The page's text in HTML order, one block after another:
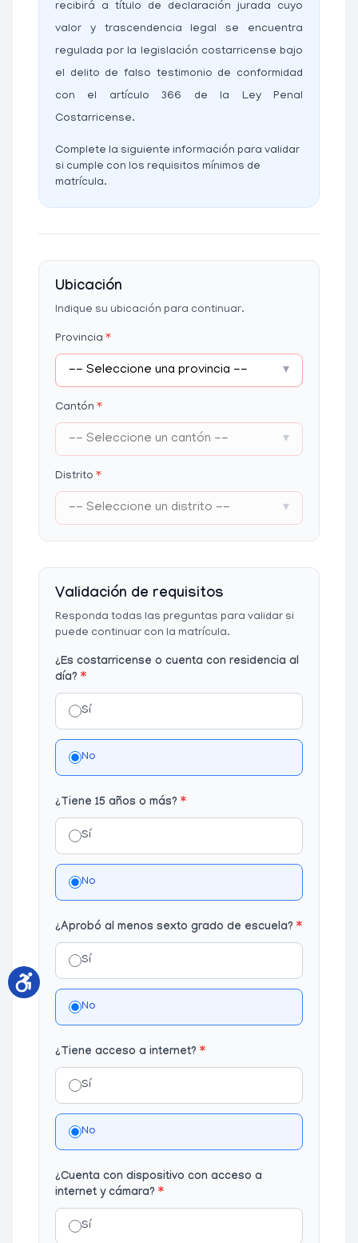
recibirá a título de declaración jurada cuyo
valor y trascendencia legal se encuentra
regulada por la legislación costarricense bajo
el delito de falso testimonio de conformidad
con el artículo 366 de la Ley Penal
Costarricense.
Complete la siguiente información para validar
si cumple con los requisitos mínimos de
matrícula.
Ubicación
Indique su ubicación para continuar.
Provincia *
-- Seleccione una provincia -- ▾
Cantón *
-- Seleccione un cantón -- ▾
Distrito *
-- Seleccione un distrito -- ▾
Validación de requisitos
Responda todas las preguntas para validar si
puede continuar con la matrícula.
¿Es costarricense o cuenta con residencia al
día? *
Sí
No
¿Tiene 15 años o más? *
Sí
No
¿Aprobó al menos sexto grado de escuela? *
Sí
No
¿Tiene acceso a internet? *
Sí
No
¿Cuenta con dispositivo con acceso a
internet y cámara? *
Sí